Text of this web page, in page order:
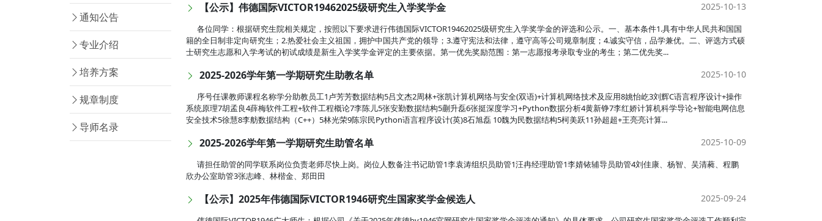
通知公告
专业介绍
培养方案
规章制度
导师名录
【公示】伟德国际VICTOR19462025级研究生入学奖学金 2025-10-13
各位同学：根据研究生院相关规定，按照以下要求进行伟德国际VICTOR19462025级研究生入学奖学金的评选和公示。一、基本条件1.具有中华人民共和国国
籍的全日制非定向研究生；2.热爱社会主义祖国，拥护中国共产党的领导；3.遵守宪法和法律，遵守高等公司规章制度；4.诚实守信，品学兼优。二、评选方式硕
士研究生志愿和入学考试的初试成绩是新生入学奖学金评定的主要依据。第一优先奖励范围：第一志愿报考录取专业的考生；第二优先奖...
2025-2026学年第一学期研究生助教名单 2025-10-10
序号任课教师课程名称学分助教员工1卢芳芳数据结构5吕文杰2周林+张凯计算机网络与安全(双语)+计算机网络技术及应用8姚怡屹3刘辉C语言程序设计+操作
系统原理7胡孟良4薛梅软件工程+软件工程概论7李陈儿5张安勤数据结构5蒯升磊6张挺深度学习+Python数据分析4黄新铮7李红娇计算机科学导论+智能电网信息
安全技术5徐慧8李舫数据结构（C++）5林光荣9陈宗民Python语言程序设计(英)8石旭磊 10魏为民数据结构5柯美跃11孙超超+王亮亮计算...
2025-2026学年第一学期研究生助管名单 2025-10-09
请担任助管的同学联系岗位负责老师尽快上岗。岗位人数备注书记助管1李袁涛组织员助管1汪冉经理助管1李婧铱辅导员助管4刘佳康、杨智、吴清蕤、程鹏
欣办公室助管3张志峰、林楷金、郑田田
【公示】2025年伟德国际VICTOR1946研究生国家奖学金候选人 2025-09-24